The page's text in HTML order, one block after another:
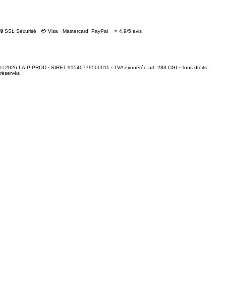
© 2026 LA-P-PROD · SIRET 91540779500011 · TVA exonérée art. 283 CGI · Tous droits
réservés
🔒 SSL Sécurisé 💳 Visa · Mastercard PayPal ⭐ 4.9/5 avis